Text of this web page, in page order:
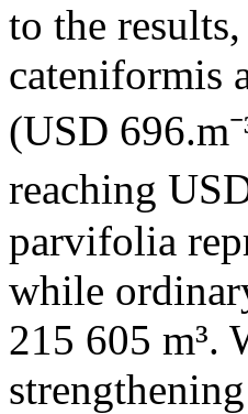
to the
cateniformis
(USD
reaching
parvifolia
while
215 605 m³.